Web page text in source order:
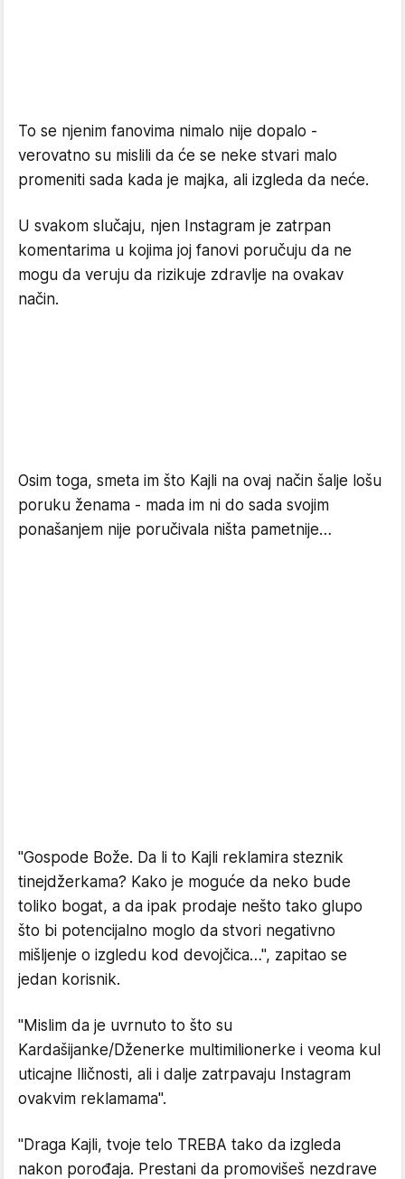
To se njenim fanovima nimalo nije dopalo -
verovatno su mislili da će se neke stvari malo
promeniti sada kada je majka, ali izgleda da neće.
U svakom slučaju, njen Instagram je zatrpan
komentarima u kojima joj fanovi poručuju da ne
mogu da veruju da rizikuje zdravlje na ovakav
način.
Osim toga, smeta im što Kajli na ovaj način šalje lošu
poruku ženama - mada im ni do sada svojim
ponašanjem nije poručivala ništa pametnije…
"Gospode Bože. Da li to Kajli reklamira steznik
tinejdžerkama? Kako je moguće da neko bude
toliko bogat, a da ipak prodaje nešto tako glupo
što bi potencijalno moglo da stvori negativno
mišljenje o izgledu kod devojčica…", zapitao se
jedan korisnik.
"Mislim da je uvrnuto to što su
Kardašijanke/Dženerke multimilionerke i veoma kul
uticajne lličnosti, ali i dalje zatrpavaju Instagram
ovakvim reklamama".
"Draga Kajli, tvoje telo TREBA tako da izgleda
nakon porođaja. Prestani da promovišeš nezdrave